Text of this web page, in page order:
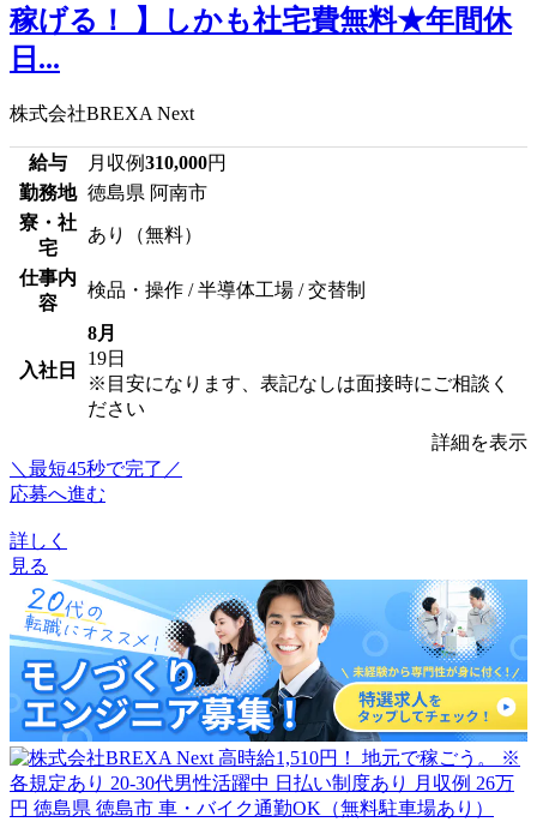
稼げる！ 】しかも社宅費無料★年間休
日...
株式会社BREXA Next
給与 月収例310,000円
勤務地 徳島県 阿南市
寮・社
宅
あり（無料）
仕事内
容
検品・操作 / 半導体工場 / 交替制
入社日
8月
19日
※目安になります、表記なしは面接時にご相談く
ださい
詳細を表示
＼最短45秒で完了／
応募へ進む
詳しく
見る